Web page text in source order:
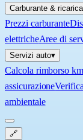
Carburante & ricarica
Prezzi carburante
elettricheAree di
Servizi auto▾
Calcola rimborso
assicurazione
ambientale
🔗